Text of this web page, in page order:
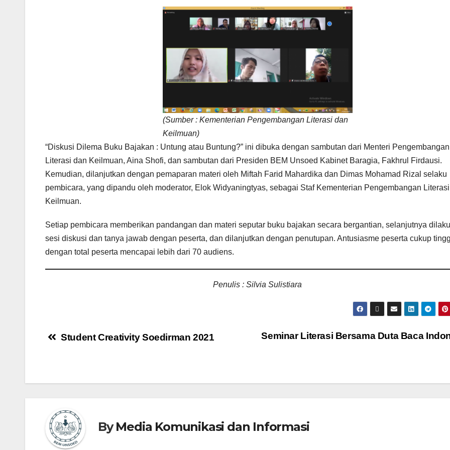
(Sumber : Kementerian Pengembangan Literasi dan
Keilmuan)
“Diskusi Dilema Buku Bajakan : Untung atau Buntung?” ini dibuka dengan sambutan dari Menteri Pengembangan
Literasi dan Keilmuan, Aina Shofi, dan sambutan dari Presiden BEM Unsoed Kabinet Baragia, Fakhrul Firdausi.
Kemudian, dilanjutkan dengan pemaparan materi oleh Miftah Farid Mahardika dan Dimas Mohamad Rizal selaku
pembicara, yang dipandu oleh moderator, Elok Widyaningtyas, sebagai Staf Kementerian Pengembangan
Keilmuan.
Setiap pembicara memberikan pandangan dan materi seputar buku bajakan secara bergantian, selanjutnya
sesi diskusi dan tanya jawab dengan peserta, dan dilanjutkan dengan penutupan. Antusiasme peserta cukup
dengan total peserta mencapai lebih dari 70 audiens.
Penulis : Silvia Sulistiara
Seminar Literasi Bersama Duta Baca
Student Creativity Soedirman 2021
ByMedia Komunikasi dan Informasi